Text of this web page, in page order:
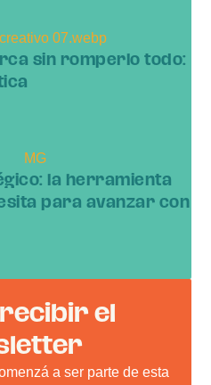
sin romperlo todo:
la herramienta
para avanzar con
el
a ser parte de esta